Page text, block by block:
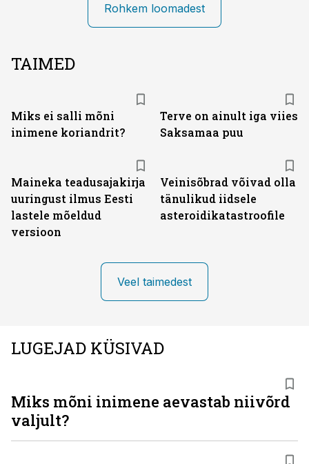
Rohkem loomadest
TAIMED
Miks ei salli mõni
inimene koriandrit?
Terve on ainult iga viies
Saksamaa puu
Maineka teadusajakirja
uuringust ilmus Eesti
lastele mõeldud
versioon
Veinisõbrad võivad olla
tänulikud iidsele
asteroidikatastroofile
Veel taimedest
LUGEJAD KÜSIVAD
Miks mõni inimene aevastab niivõrd
valjult?